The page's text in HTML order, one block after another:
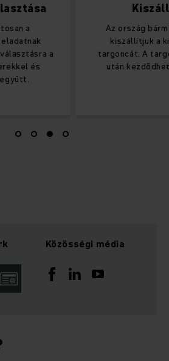
a
a
és
Az ország
kiszállítjuk a
targoncát. A
után
Közösségi média